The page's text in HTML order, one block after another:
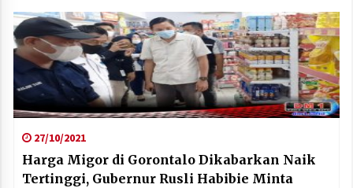
27/10/2021
Harga Migor di Gorontalo Dikabarkan Naik
Tertinggi, Gubernur Rusli Habibie Minta